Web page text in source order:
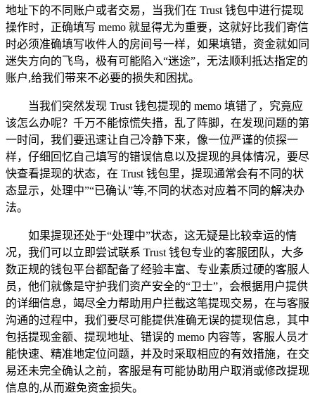
地址下的不同账户或者交易，当我们在 Trust 钱包中进行提现
操作时，正确填写 memo 就显得尤为重要，这就好比我们寄信
时必须准确填写收件人的房间号一样，如果填错，资金就如同
迷失方向的飞鸟，极有可能陷入“迷途”，无法顺利抵达指定的
账户,给我们带来不必要的损失和困扰。
当我们突然发现 Trust 钱包提现的 memo 填错了，究竟应
该怎么办呢？千万不能惊慌失措，乱了阵脚，在发现问题的第
一时间，我们要迅速让自己冷静下来，像一位严谨的侦探一
样，仔细回忆自己填写的错误信息以及提现的具体情况，要尽
快查看提现的状态，在 Trust 钱包里，提现通常会有不同的状
态显示，处理中”“已确认”等,不同的状态对应着不同的解决办
法。
如果提现还处于“处理中”状态，这无疑是比较幸运的情
况，我们可以立即尝试联系 Trust 钱包专业的客服团队，大多
数正规的钱包平台都配备了经验丰富、专业素质过硬的客服人
员，他们就像是守护我们资产安全的“卫士”，会根据用户提供
的详细信息，竭尽全力帮助用户拦截这笔提现交易，在与客服
沟通的过程中，我们要尽可能提供准确无误的提现信息，其中
包括提现金额、提现地址、错误的 memo 内容等，客服人员才
能快速、精准地定位问题，并及时采取相应的有效措施，在交
易还未完全确认之前，客服是有可能协助用户取消或修改提现
信息的,从而避免资金损失。